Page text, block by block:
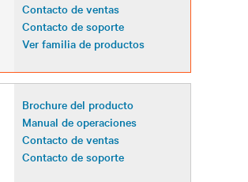
Contacto de ventas
Contacto de soporte
Ver familia de productos
Brochure del producto
Manual de operaciones
Contacto de ventas
Contacto de soporte